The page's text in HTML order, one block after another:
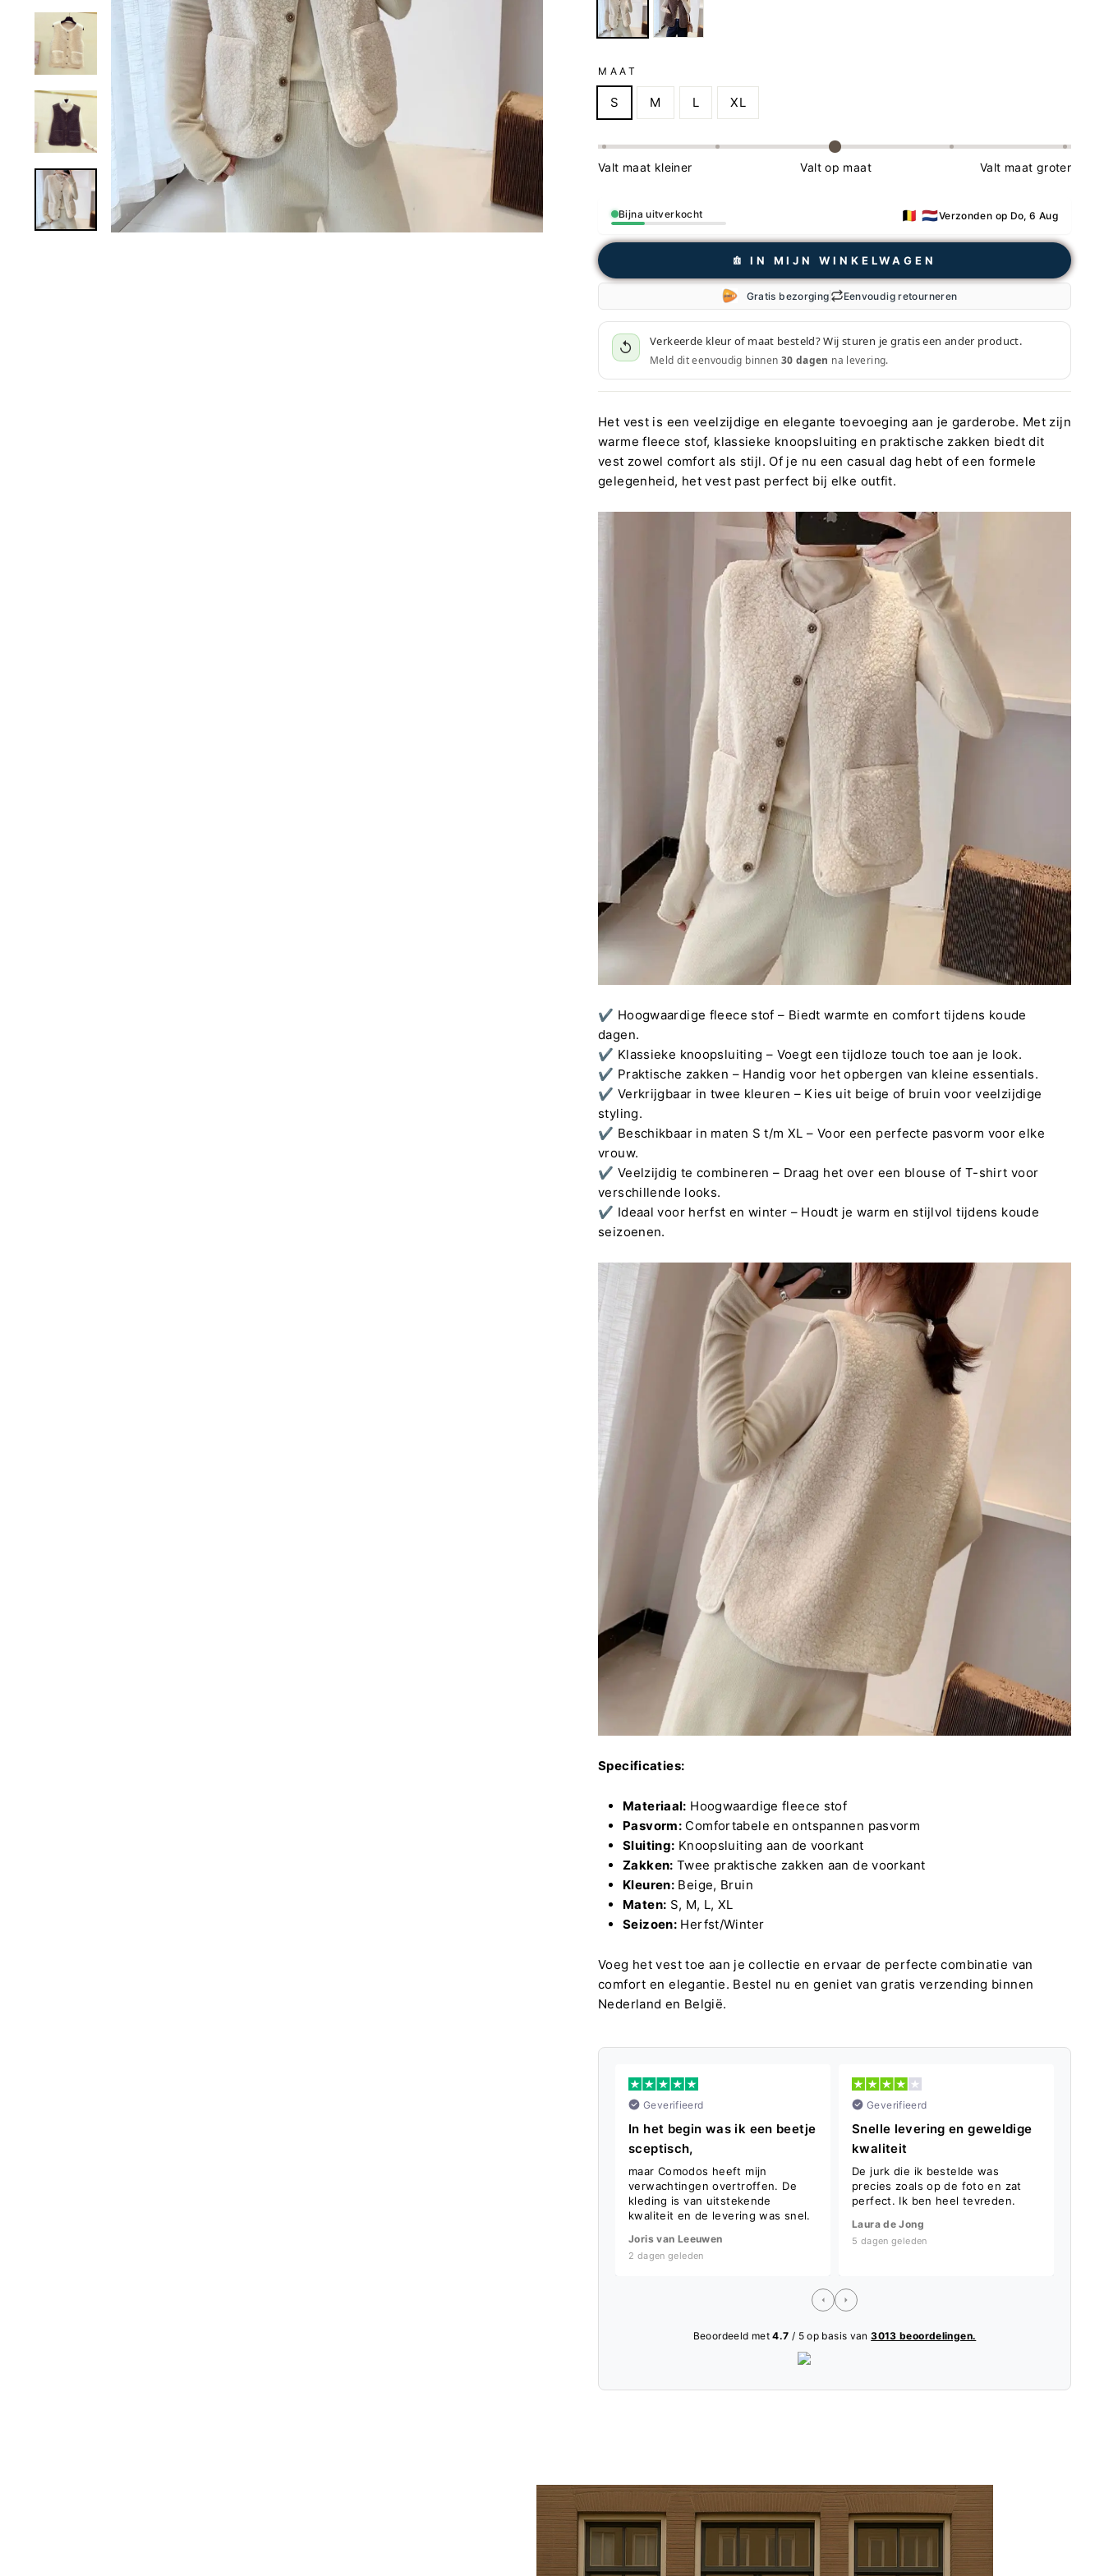
MAAT
S M L XL
Valt maat kleiner Valt op maat Valt maat groter
Bijna uitverkocht 🇧🇪 🇳🇱Verzonden op Do, 6 Aug
𖠩 IN MIJN WINKELWAGEN
Gratis bezorging Eenvoudig retourneren
↺ Verkeerde kleur of maat besteld? Wij sturen je gratis een ander product.
Meld dit eenvoudig binnen 30 dagen na levering.
Het vest is een veelzijdige en elegante toevoeging aan je garderobe. Met zijn
warme fleece stof, klassieke knoopsluiting en praktische zakken biedt dit
vest zowel comfort als stijl. Of je nu een casual dag hebt of een formele
gelegenheid, het vest past perfect bij elke outfit.
✔️ Hoogwaardige fleece stof – Biedt warmte en comfort tijdens koude
dagen.
✔️ Klassieke knoopsluiting – Voegt een tijdloze touch toe aan je look.
✔️ Praktische zakken – Handig voor het opbergen van kleine essentials.
✔️ Verkrijgbaar in twee kleuren – Kies uit beige of bruin voor veelzijdige
styling.
✔️ Beschikbaar in maten S t/m XL – Voor een perfecte pasvorm voor elke
vrouw.
✔️ Veelzijdig te combineren – Draag het over een blouse of T-shirt voor
verschillende looks.
✔️ Ideaal voor herfst en winter – Houdt je warm en stijlvol tijdens koude
seizoenen.
Specificaties:
Materiaal: Hoogwaardige fleece stof
Pasvorm: Comfortabele en ontspannen pasvorm
Sluiting: Knoopsluiting aan de voorkant
Zakken: Twee praktische zakken aan de voorkant
Kleuren: Beige, Bruin
Maten: S, M, L, XL
Seizoen: Herfst/Winter
Voeg het vest toe aan je collectie en ervaar de perfecte combinatie van
comfort en elegantie. Bestel nu en geniet van gratis verzending binnen
Nederland en België.
Geverifieerd
In het begin was ik een beetje
sceptisch,
maar Comodos heeft mijn
verwachtingen overtroffen. De
kleding is van uitstekende
kwaliteit en de levering was snel.
Joris van Leeuwen
2 dagen geleden
Geverifieerd
Snelle levering en geweldige
kwaliteit
De jurk die ik bestelde was
precies zoals op de foto en zat
perfect. Ik ben heel tevreden.
Laura de Jong
5 dagen geleden
Beoordeeld met4.7 / 5 op basis van3013 beoordelingen.